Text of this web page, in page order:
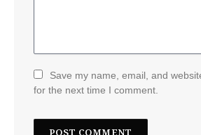
Save my name, email, and
for the next time I comment.